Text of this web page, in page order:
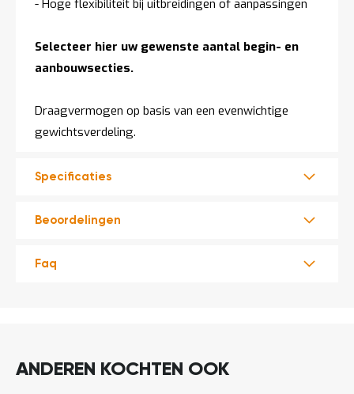
- Hoge flexibiliteit bij uitbreidingen of aanpassingen
Selecteer hier uw gewenste aantal begin- en
aanbouwsecties.
Draagvermogen op basis van een evenwichtige
gewichtsverdeling.
Specificaties
Beoordelingen
Faq
ANDEREN KOCHTEN OOK